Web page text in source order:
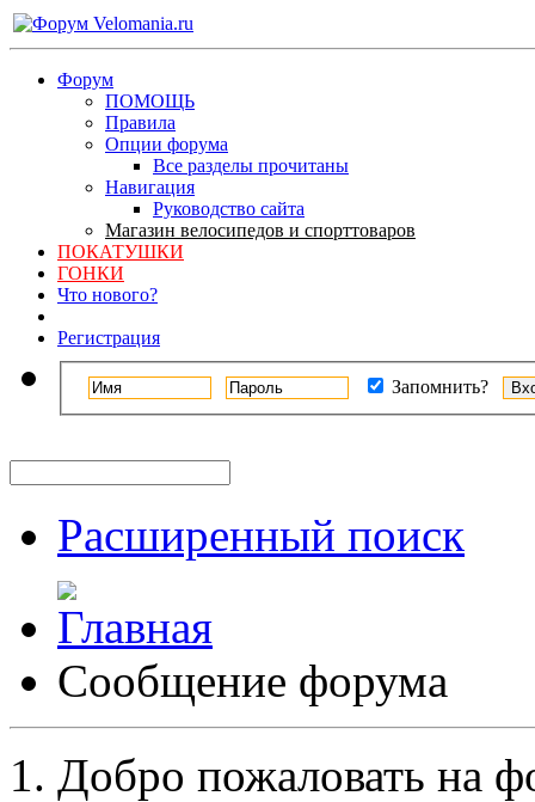
Форум
ПОМОЩЬ
Правила
Опции форума
Все разделы прочитаны
Навигация
Руководство сайта
Магазин велосипедов и спорттоваров
ПОКАТУШКИ
ГОНКИ
Что нового?
Регистрация
Запомнить?
Расширенный поиск
Сообщение форума
Добро пожаловать на